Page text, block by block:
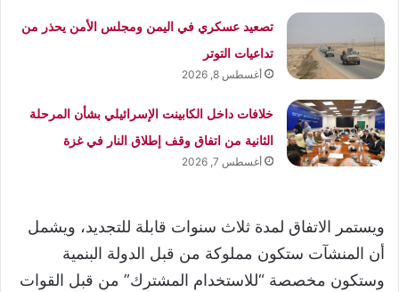
تصعيد عسكري في اليمن ومجلس الأمن يحذر من
تداعيات التوتر
أغسطس 8, 2026
خلافات داخل الكابينت الإسرائيلي بشأن المرحلة
الثانية من اتفاق وقف إطلاق النار في غزة
أغسطس 7, 2026
ويستمر الاتفاق لمدة ثلاث سنوات قابلة للتجديد، ويشمل
أن المنشآت ستكون مملوكة من قبل الدولة البنمية
وستكون مخصصة “للاستخدام المشترك” من قبل القوات